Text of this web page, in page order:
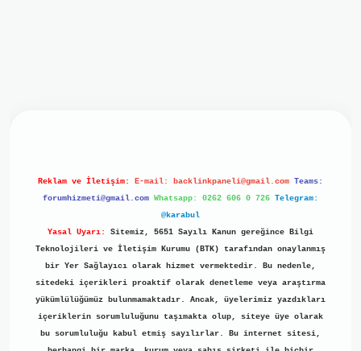
Reklam ve İletişim: E-mail: backlinkpaneli@gmail.com Teams:
forumhizmeti@gmail.com Whatsapp: 0262 606 0 726 Telegram:
@karabul
Yasal Uyarı:
Sitemiz, 5651 Sayılı Kanun gereğince Bilgi
Teknolojileri ve İletişim Kurumu (BTK) tarafından onaylanmış
bir Yer Sağlayıcı olarak hizmet vermektedir. Bu nedenle,
sitedeki içerikleri proaktif olarak denetleme veya araştırma
yükümlülüğümüz bulunmamaktadır. Ancak, üyelerimiz yazdıkları
içeriklerin sorumluluğunu taşımakta olup, siteye üye olarak
bu sorumluluğu kabul etmiş sayılırlar. Bu internet sitesi,